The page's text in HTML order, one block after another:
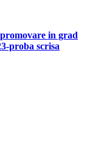
in grad
proba scrisa